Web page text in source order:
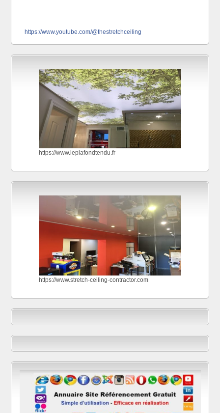
https://www.youtube.com/@thestretchceiling
https://www.leplafondtendu.fr
https://www.stretch-ceiling-contractor.com